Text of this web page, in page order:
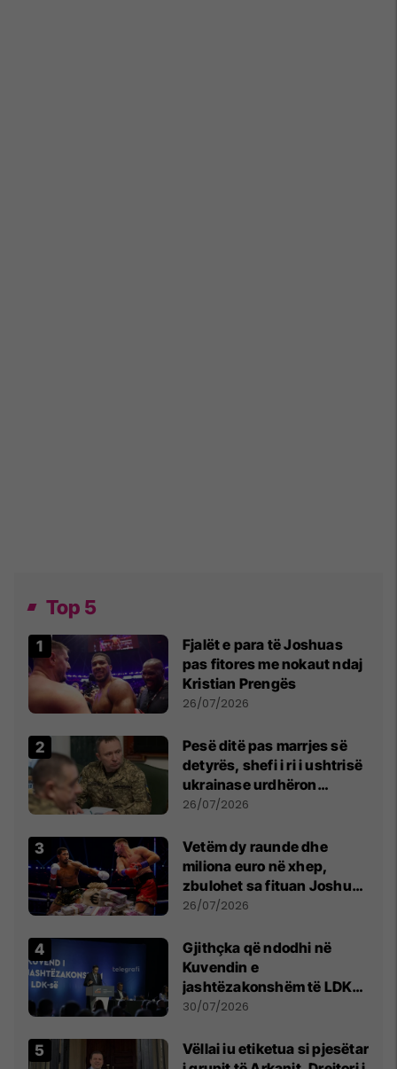
Top 5
Fjalët e para të Joshuas
pas fitores me nokaut ndaj
Kristian Prengës
26/07/2026
Pesë ditë pas marrjes së
detyrës, shefi i ri i ushtrisë
ukrainase urdhëron
kontroll të madh
26/07/2026
Vetëm dy raunde dhe
miliona euro në xhep,
zbulohet sa fituan Joshua
e Prenga
26/07/2026
Gjithçka që ndodhi në
Kuvendin e
jashtëzakonshëm të LDK-
së
30/07/2026
Vëllai iu etiketua si pjesëtar